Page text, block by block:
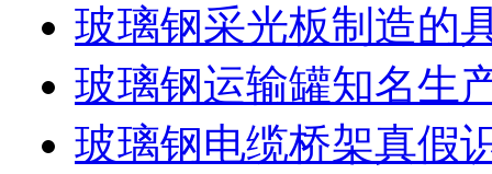
玻璃钢采光板制造的
玻璃钢运输罐知名生
玻璃钢电缆桥架真假